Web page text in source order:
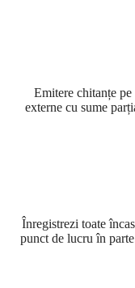
Emitere chitanțe
externe cu sume
Înregistrezi toate
punct de lucru în